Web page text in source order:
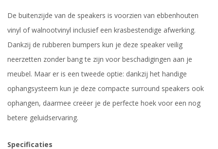
De buitenzijde van de speakers is voorzien van ebbenhouten
vinyl of walnootvinyl inclusief een krasbestendige afwerking.
Dankzij de rubberen bumpers kun je deze speaker veilig
neerzetten zonder bang te zijn voor beschadigingen aan je
meubel. Maar er is een tweede optie: dankzij het handige
ophangsysteem kun je deze compacte surround speakers ook
ophangen, daarmee creëer je de perfecte hoek voor een nog
betere geluidservaring.
Specificaties